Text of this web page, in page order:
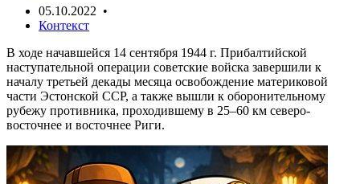
05.10.2022 •
Контекст
В ходе начавшейся 14 сентября 1944 г. Прибалтийской
наступательной операции советские войска завершили к
началу третьей декады месяца освобождение материковой
части Эстонской ССР, а также вышли к оборонительному
рубежу противника, проходившему в 25–60 км северо-
восточнее и восточнее Риги.